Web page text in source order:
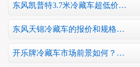
东风凯普特3.7米冷藏车超低价…
东风天锦冷藏车的报价和规格…
开乐牌冷藏车市场前景如何？…